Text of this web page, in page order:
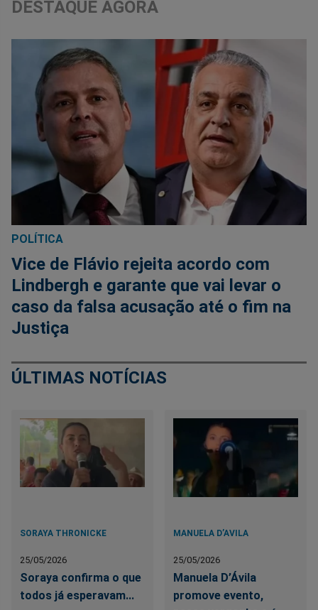
DESTAQUE AGORA
POLÍTICA
Vice de Flávio rejeita acordo com
Lindbergh e garante que vai levar o
caso da falsa acusação até o fim na
Justiça
ÚLTIMAS NOTÍCIAS
SORAYA THRONICKE
25/05/2026
Soraya confirma o que
todos já esperavam...
MANUELA D’AVILA
25/05/2026
Manuela D’Ávila
promove evento,